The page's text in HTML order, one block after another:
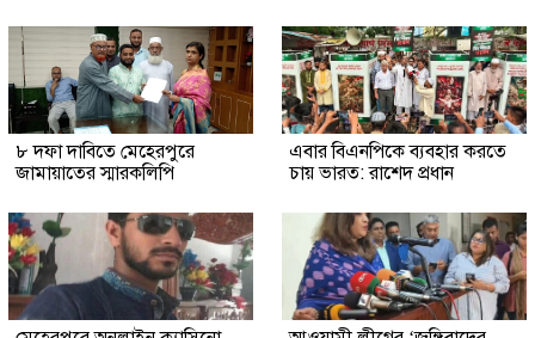
৮ দফা দাবিতে মেহেরপুরে
জামায়াতের স্মারকলিপি
এবার বিএনপিকে ব্যবহার করতে
চায় ভারত: রাশেদ প্রধান